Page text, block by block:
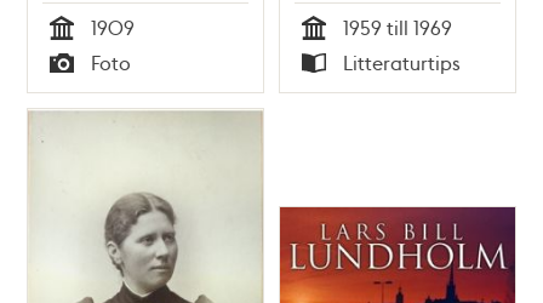
Tid
1909
Typ
Foto Tid
1959 till 1969
Typ
Litteraturtips